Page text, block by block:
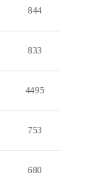
844
833
4495
753
680